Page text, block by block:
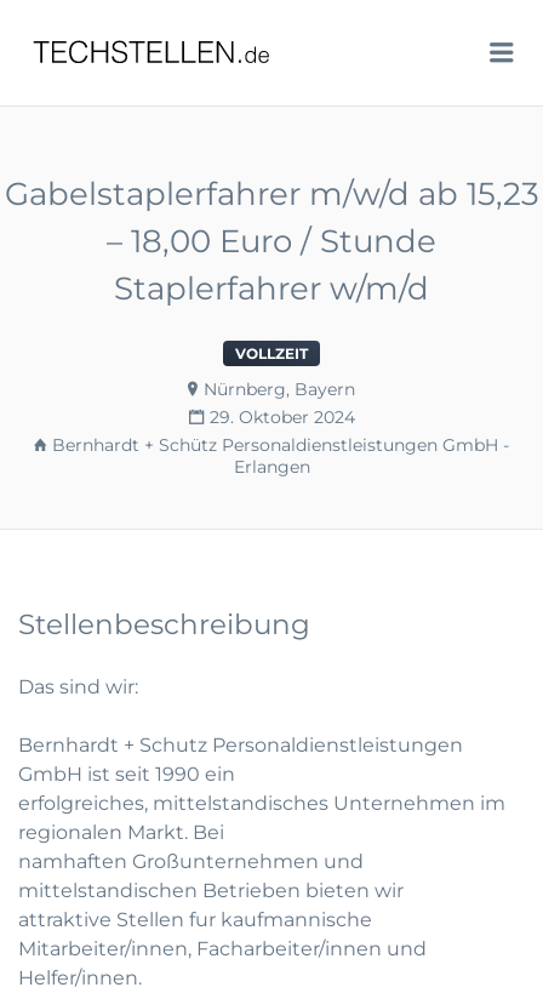
TECHSTELLEN.DE
Gabelstaplerfahrer m/w/d ab 15,23
– 18,00 Euro / Stunde
Staplerfahrer w/m/d
VOLLZEIT
Nürnberg, Bayern
29. Oktober 2024
Bernhardt + Schütz Personaldienstleistungen GmbH -
Erlangen
Stellenbeschreibung
Das sind wir:
Bernhardt + Schutz Personaldienstleistungen
GmbH ist seit 1990 ein
erfolgreiches, mittelstandisches Unternehmen im
regionalen Markt. Bei
namhaften Großunternehmen und
mittelstandischen Betrieben bieten wir
attraktive Stellen fur kaufmannische
Mitarbeiter/innen, Facharbeiter/innen und
Helfer/innen.